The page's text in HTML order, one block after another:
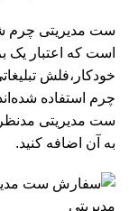
ست مدیریتی چرم
است که اعتبار یک
خودکار،فلش
چرم استفاده
ست مدیریتی
به آن اضافه کنید.